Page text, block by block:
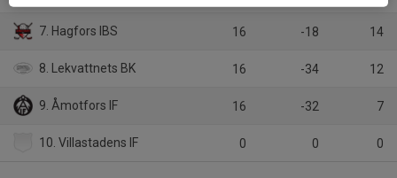
7. Hagfors IBS 16 -18 14
8. Lekvattnets BK 16 -34 12
9. Åmotfors IF 16 -32 7
10. Villastadens IF 0 0 0